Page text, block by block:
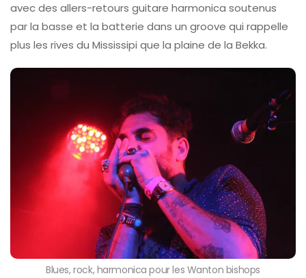
avec des allers-retours guitare harmonica soutenus
par la basse et la batterie dans un groove qui rappelle
plus les rives du Mississipi que la plaine de la Bekka.
Blues, rock, harmonica pour les Wanton bishops